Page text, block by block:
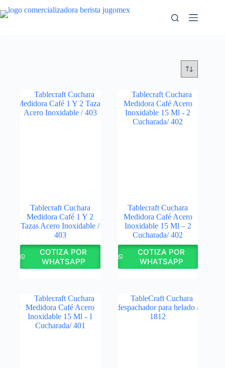
al
Tablecraft Cuchara
Medidora Café 1 Y 2
Tazas Acero Inoxidable /
403
COTIZA POR
WHATSAPP
Tablecraft Cuchara
Medidora Café Acero
Inoxidable 15 Ml – 2
Cucharada/ 402
COTIZA POR
WHATSAPP